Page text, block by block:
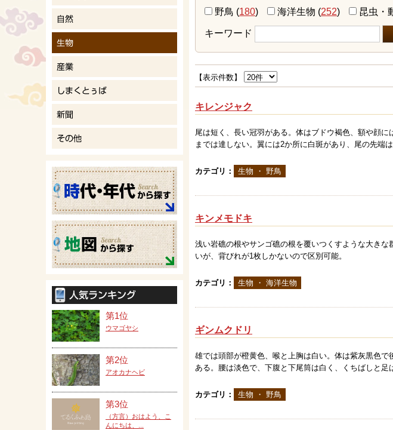
野鳥 (180) 海洋生物 (252) 昆虫・
キーワード
【表示件数】
キレンジャク
尾は短く、長い冠羽がある。体はブドウ褐色、額や顔
までは達しない。翼には2か所に白斑があり、尾の先端
カテゴリ： 生物 ・ 野鳥
キンメモドキ
浅い岩礁の根やサンゴ礁の根を覆いつくすような大き
いが、背びれが1枚しかないので区別可能。
カテゴリ： 生物 ・ 海洋生物
ギンムクドリ
雄では頭部が橙黄色、喉と上胸は白い。体は紫灰黒色
ある。腰は淡色で、下腹と下尾筒は白く、くちばしと足
カテゴリ： 生物 ・ 野鳥
第1位
ウマゴヤシ
第2位
アオカナヘビ
第3位
（方言）おはよう、こ
んにちは、...